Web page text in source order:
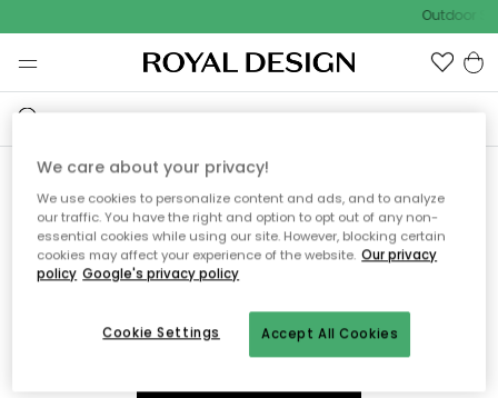
Outdoor
Ooops, die Seite wurde nicht
gefunden.
Sie können auf unserer Startseiteweiter navigieren.
We care about your privacy!
We use cookies to personalize content and ads, and to analyze
our traffic. You have the right and option to opt out of any non-
essential cookies while using our site. However, blocking certain
cookies may affect your experience of the website. Our privacy
policy Google's privacy policy
Accept All Cookies
Cookie Settings